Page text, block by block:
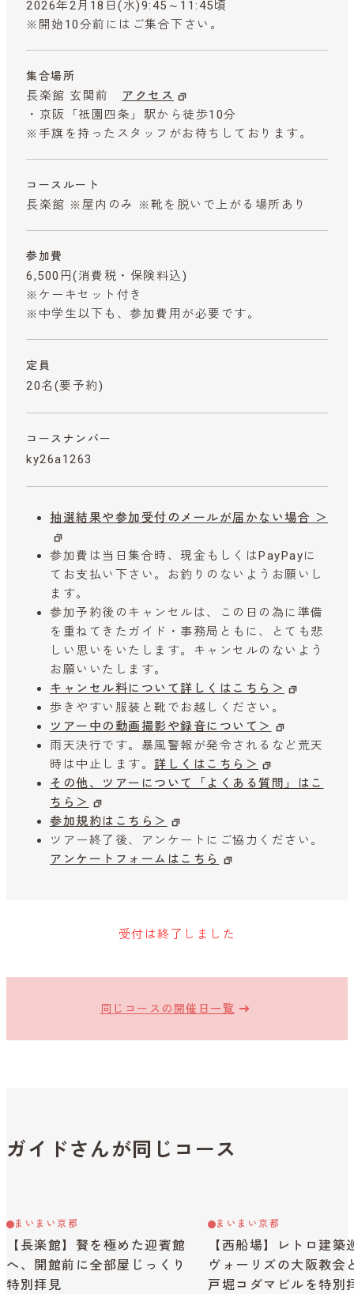
2026年2月18日(水)9:45～11:45頃
※開始10分前にはご集合下さい。
集合場所
長楽館 玄関前
アクセス
・京阪「祇園四条」駅から徒歩10分
※手旗を持ったスタッフがお待ちしております。
コースルート
長楽館 ※屋内のみ ※靴を脱いで上がる場所あり
参加費
6,500円 (消費税・保険料込)
※ケーキセット付き
※中学生以下も、参加費用が必要です。
定員
20名(要予約)
コースナンバー
ky26a1263
抽選結果や参加受付のメールが届かない場合 ＞
参加費は当日集合時、現金もしくはPayPayに
てお支払い下さい。お釣りのないようお願いし
ます。
参加予約後のキャンセルは、この日の為に準備
を重ねてきたガイド・事務局ともに、とても悲
しい思いをいたします。キャンセルのないよう
お願いいたします。
キャンセル料について詳しくはこちら＞
歩きやすい服装と靴でお越しください。
ツアー中の動画撮影や録音について＞
雨天決行です。暴風警報が発令されるなど荒天
時は中止します。 詳しくはこちら＞
その他、ツアーについて「よくある質問」はこ
ちら＞
参加規約はこちら＞
ツアー終了後、アンケートにご協力ください。
アンケートフォームはこちら
受付は終了しました
同じコースの開催日一覧
ガイドさんが同じコース
まいまい京都
【長楽館】贅を極めた迎賓館
へ、開館前に全部屋じっくり
特別拝見
まいまい京都
【西船場】レトロ建築
ヴォーリズの大阪教会
戸堀コダマビルを特別